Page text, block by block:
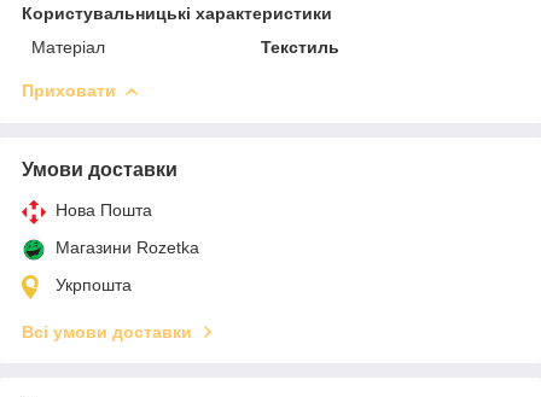
Користувальницькі характеристики
Матеріал
Текстиль
Приховати
Умови доставки
Нова Пошта
Магазини Rozetka
Укрпошта
Всі умови доставки